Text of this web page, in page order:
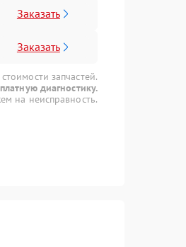
Заказать
Заказать
запчастей.
диагностику.
на неисправность.